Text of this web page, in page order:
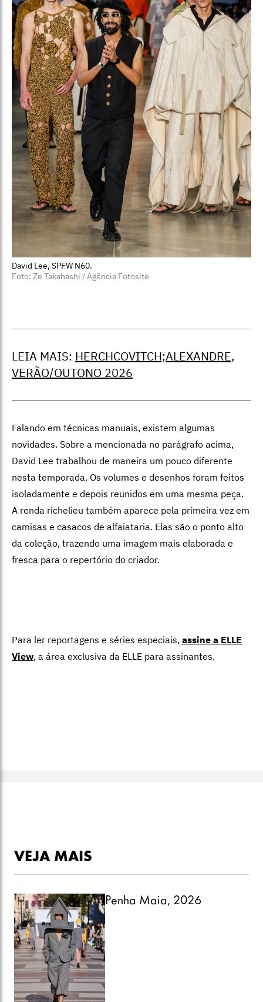
David Lee, SPFW N60.
Foto: Ze Takahashi / Agência Fotosite
LEIA MAIS: HERCHCOVITCH;ALEXANDRE,
VERÃO/OUTONO 2026
Falando em técnicas manuais, existem algumas
novidades. Sobre a mencionada no parágrafo acima,
David Lee trabalhou de maneira um pouco diferente
nesta temporada. Os volumes e desenhos foram feitos
isoladamente e depois reunidos em uma mesma peça.
A renda richelieu também aparece pela primeira vez em
camisas e casacos de alfaiataria. Elas são o ponto alto
da coleção, trazendo uma imagem mais elaborada e
fresca para o repertório do criador.
Para ler reportagens e séries especiais, assine a ELLE
View, a área exclusiva da ELLE para assinantes.
VEJA MAIS
Penha Maia, 2026